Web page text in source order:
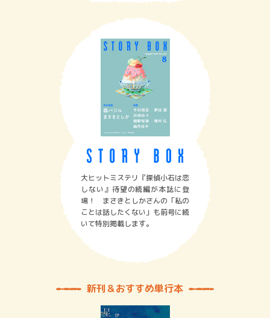
大ヒットミステリ『探偵小石は恋
しない』待望の続編が本誌に登
場！ まさきとしかさんの「私の
ことは話したくない」も前号に続
いて特別掲載します。
新刊＆おすすめ単行本